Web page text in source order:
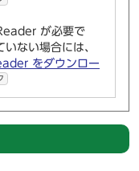
が必要で
ない場合には、
をダウンロー